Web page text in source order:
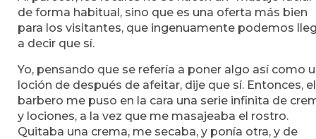
de forma habitual, sino que es una oferta más bien
para los visitantes, que ingenuamente podemos
a decir que sí.
Yo, pensando que se refería a poner algo así como
loción de después de afeitar, dije que sí. Entonces, el
barbero me puso en la cara una serie infinita de
y lociones, a la vez que me masajeaba el rostro.
Quitaba una crema, me secaba, y ponía otra, y de